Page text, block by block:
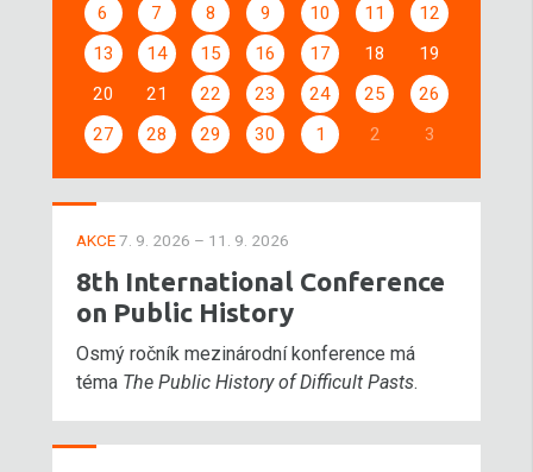
6
7 8 9 10 11
12
13
14 15 16 17 18
19
20
21 22 23 24 25
26
27
28 29 30 1 2 3
AKCE7. 9. 2026 – 11. 9. 2026
8th International Conference
on Public History
Osmý ročník mezinárodní konference má
téma The Public History of Difficult Pasts.